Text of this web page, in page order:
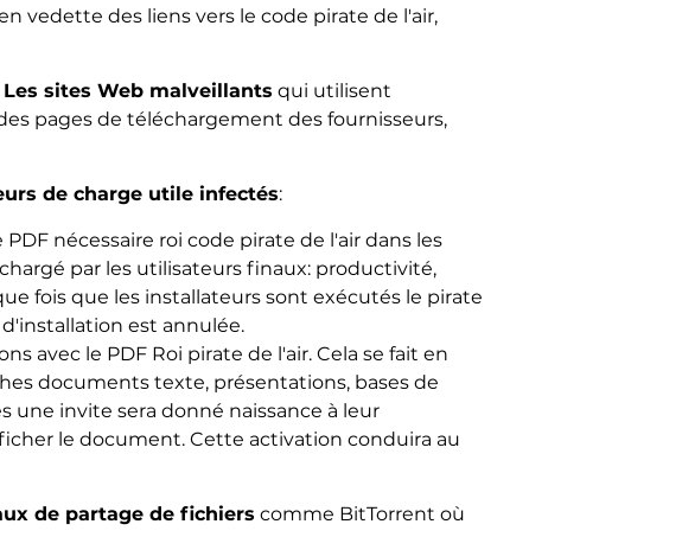
vedette des liens vers le code pirate de l'air,
Les sites Web malveillants qui utilisent
pages de téléchargement des fournisseurs,
de charge utile infectés:
nécessaire roi code pirate de l'air dans les
par les utilisateurs finaux: productivité,
fois que les installateurs sont exécutés le pirate
est annulée.
avec le PDF Roi pirate de l'air. Cela se fait en
documents texte, présentations, bases de
une invite sera donné naissance à leur
le document. Cette activation conduira au
de partage de fichiers comme BitTorrent où